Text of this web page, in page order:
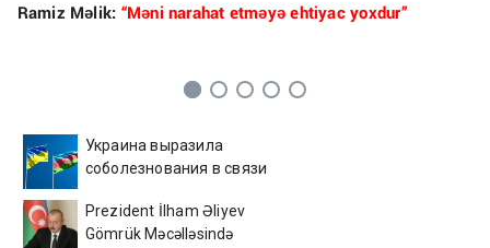
Ramiz Məlik: “Məni narahat etməyə ehtiyac yoxdur”
Украина выразила
соболезнования в связи
Азербайджана в
Черном море
Prezident İlham Əliyev
Gömrük Məcəlləsində